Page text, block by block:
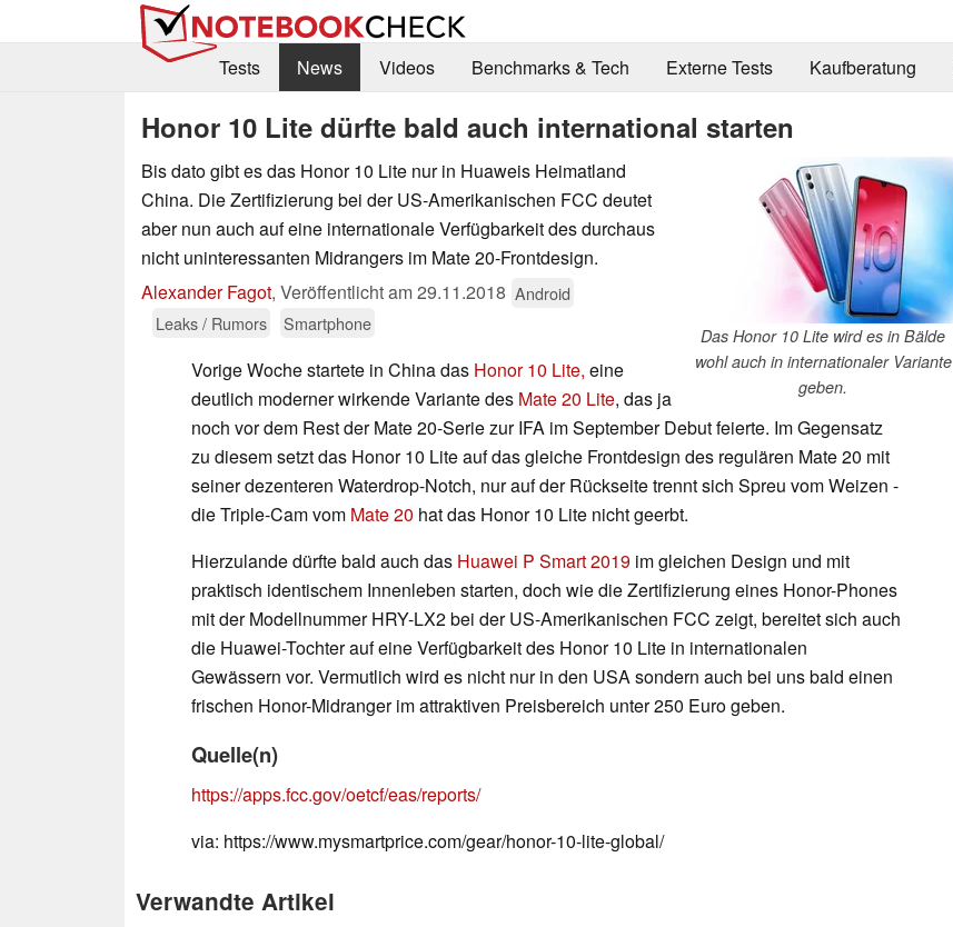
Tests
News Videos Benchmarks & Tech Externe Tests Kaufberatung
Honor 10 Lite dürfte bald auch international starten
Das Honor 10 Lite wird es in Bälde
wohl auch in internationaler Variante
geben.
Bis dato gibt es das Honor 10 Lite nur in Huaweis Heimatland
China. Die Zertifizierung bei der US-Amerikanischen FCC deutet
aber nun auch auf eine internationale Verfügbarkeit des durchaus
nicht uninteressanten Midrangers im Mate 20-Frontdesign.
Alexander Fagot, Veröffentlicht am29.11.2018 Android
Leaks / Rumors
Smartphone
Vorige Woche startete in China das Honor 10 Lite, eine
deutlich moderner wirkende Variante des Mate 20 Lite, das ja
noch vor dem Rest der Mate 20-Serie zur IFA im September Debut feierte. Im Gegensatz
zu diesem setzt das Honor 10 Lite auf das gleiche Frontdesign des regulären Mate 20 mit
seiner dezenteren Waterdrop-Notch, nur auf der Rückseite trennt sich Spreu vom Weizen -
die Triple-Cam vom Mate 20 hat das Honor 10 Lite nicht geerbt.
Hierzulande dürfte bald auch das Huawei P Smart 2019 im gleichen Design und mit
praktisch identischem Innenleben starten, doch wie die Zertifizierung eines Honor-Phones
mit der Modellnummer HRY-LX2 bei der US-Amerikanischen FCC zeigt, bereitet sich auch
die Huawei-Tochter auf eine Verfügbarkeit des Honor 10 Lite in internationalen
Gewässern vor. Vermutlich wird es nicht nur in den USA sondern auch bei uns bald einen
frischen Honor-Midranger im attraktiven Preisbereich unter 250 Euro geben.
Quelle(n)
https://apps.fcc.gov/oetcf/eas/reports/
via: https://www.mysmartprice.com/gear/honor-10-lite-global/
Verwandte Artikel